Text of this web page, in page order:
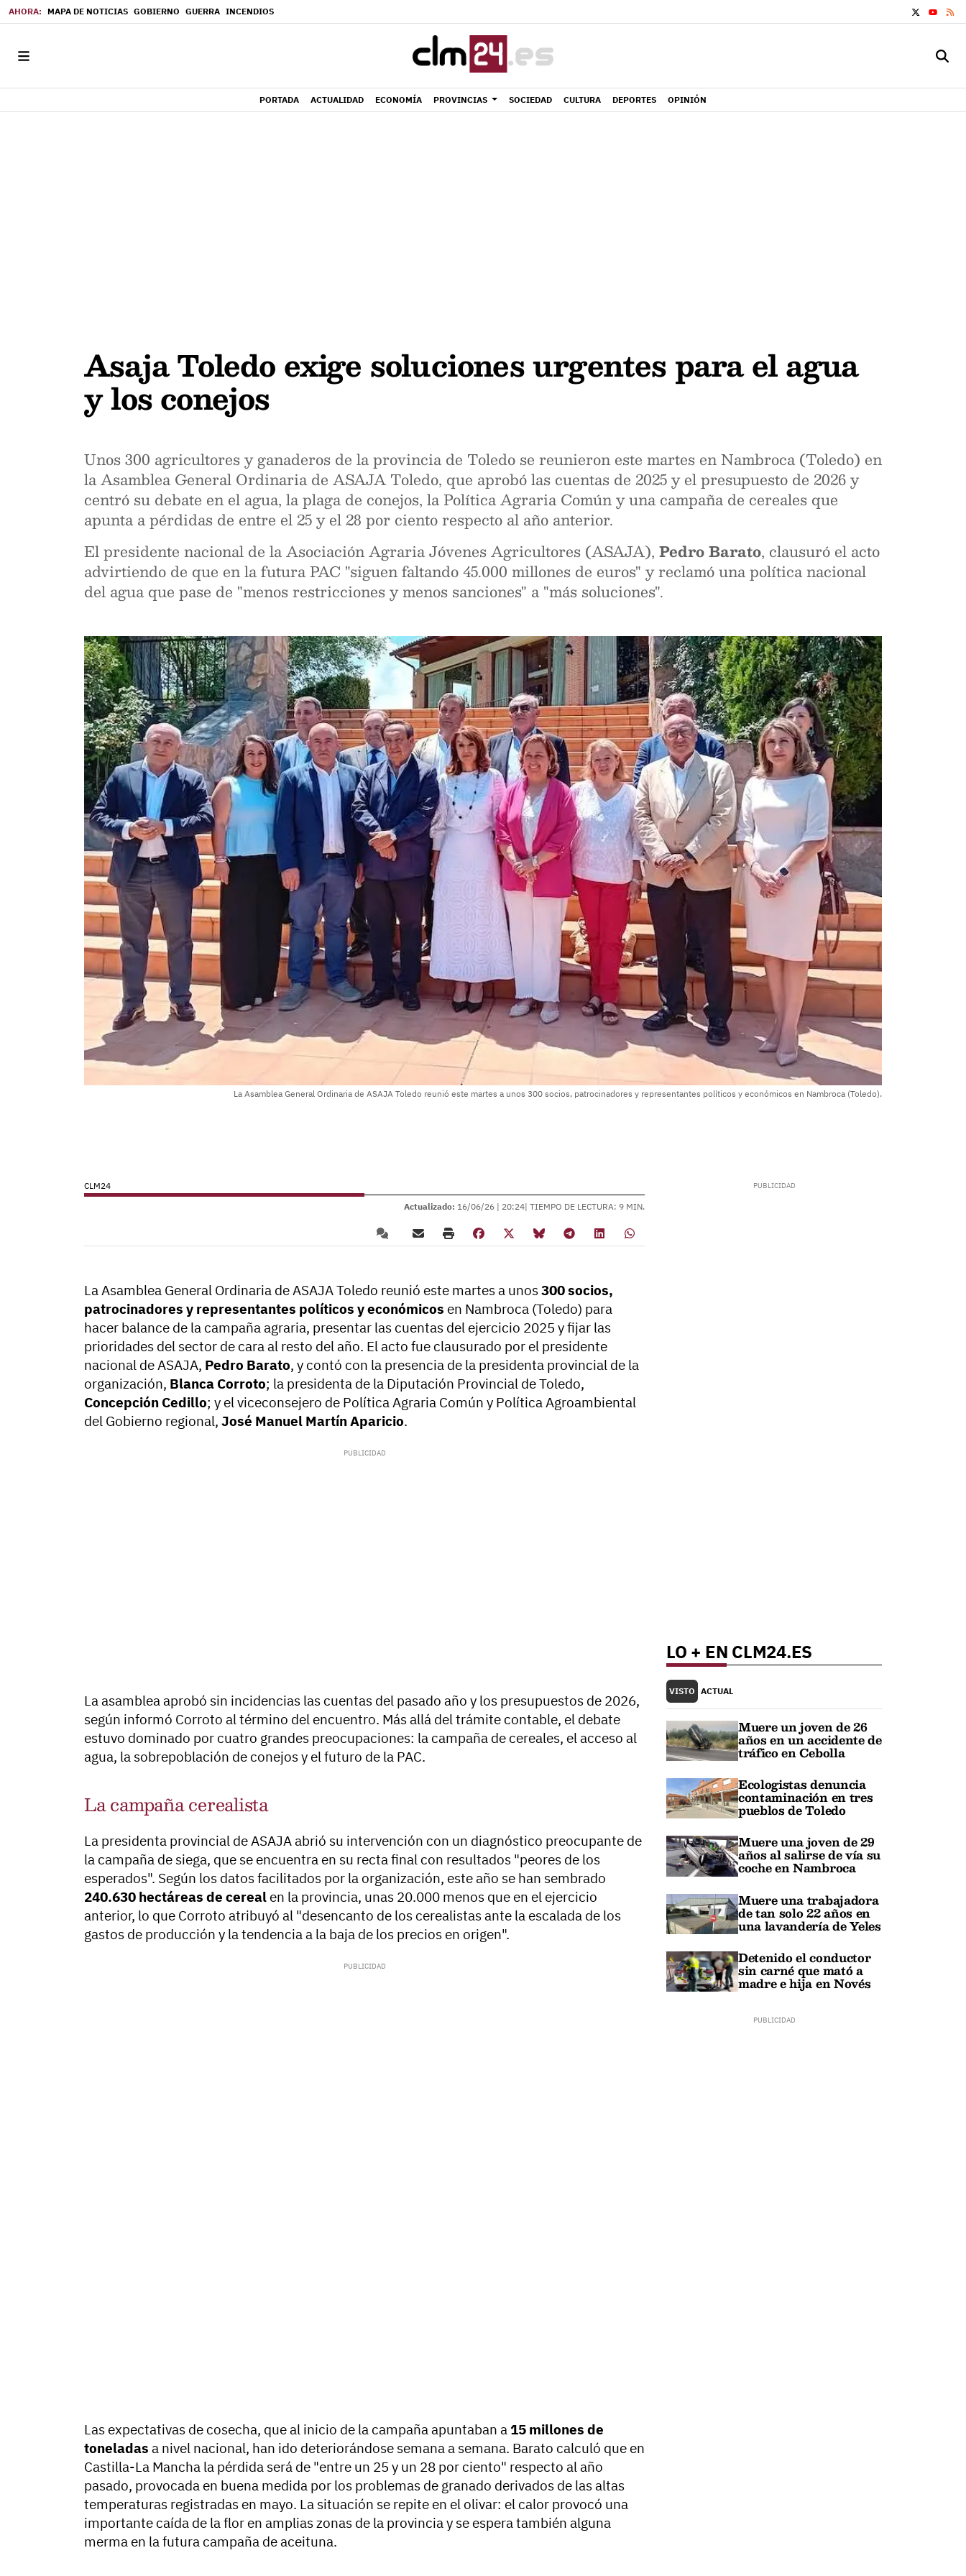
MAPA DE NOTICIAS GOBIERNO GUERRA INCENDIOS
YOUTUBE
PORTADA ACTUALIDAD ECONOMÍA PROVINCIAS SOCIEDAD CULTURA DEPORTES OPINIÓN
Asaja Toledo exige soluciones urgentes para el agua
y los conejos
Unos 300 agricultores y ganaderos de la provincia de Toledo se reunieron este martes en Nambroca (Toledo) en
la Asamblea General Ordinaria de ASAJA Toledo, que aprobó las cuentas de 2025 y el presupuesto de 2026 y
centró su debate en el agua, la plaga de conejos, la Política Agraria Común y una campaña de cereales que
apunta a pérdidas de entre el 25 y el 28 por ciento respecto al año anterior.
El presidente nacional de la Asociación Agraria Jóvenes Agricultores (ASAJA), Pedro Barato, clausuró el acto
advirtiendo de que en la futura PAC "siguen faltando 45.000 millones de euros" y reclamó una política nacional
del agua que pase de "menos restricciones y menos sanciones" a "más soluciones".
La Asamblea General Ordinaria de ASAJA Toledo reunió este martes a unos 300 socios, patrocinadores y representantes políticos y económicos en Nambroca (Toledo).
CLM24
Actualizado: 16/06/26 | 20:24| TIEMPO DE LECTURA: 9 MIN.
La Asamblea General Ordinaria de ASAJA Toledo reunió este martes a unos300 socios,
patrocinadores y representantes políticos y económicos en Nambroca (Toledo) para
hacer balance de la campaña agraria, presentar las cuentas del ejercicio 2025 y fijar las
prioridades del sector de cara al resto del año. El acto fue clausurado por el presidente
nacional de ASAJA, Pedro Barato, y contó con la presencia de la presidenta provincial de la
organización, Blanca Corroto; la presidenta de la Diputación Provincial de Toledo,
Concepción Cedillo; y el viceconsejero de Política Agraria Común y Política Agroambiental
del Gobierno regional, José Manuel Martín Aparicio.
La asamblea aprobó sin incidencias las cuentas del pasado año y los presupuestos de 2026,
según informó Corroto al término del encuentro. Más allá del trámite contable, el debate
estuvo dominado por cuatro grandes preocupaciones: la campaña de cereales, el acceso al
agua, la sobrepoblación de conejos y el futuro de la PAC.
La campaña cerealista
La presidenta provincial de ASAJA abrió su intervención con un diagnóstico preocupante de
la campaña de siega, que se encuentra en su recta final con resultados "peores de los
esperados". Según los datos facilitados por la organización, este año se han sembrado
240.630 hectáreas de cereal en la provincia, unas 20.000 menos que en el ejercicio
anterior, lo que Corroto atribuyó al "desencanto de los cerealistas ante la escalada de los
gastos de producción y la tendencia a la baja de los precios en origen".
Las expectativas de cosecha, que al inicio de la campaña apuntaban a 15 millones de
toneladas a nivel nacional, han ido deteriorándose semana a semana. Barato calculó que en
Castilla-La Mancha la pérdida será de "entre un 25 y un 28 por ciento" respecto al año
pasado, provocada en buena medida por los problemas de granado derivados de las altas
temperaturas registradas en mayo. La situación se repite en el olivar: el calor provocó una
importante caída de la flor en amplias zonas de la provincia y se espera también alguna
merma en la futura campaña de aceituna.
LO + EN CLM24.ES
VISTO ACTUAL
Muere un joven de 26
años en un accidente de
tráfico en Cebolla
Ecologistas denuncia
contaminación en tres
pueblos de Toledo
Muere una joven de 29
años al salirse de vía su
coche en Nambroca
Muere una trabajadora
de tan solo 22 años en
una lavandería de Yeles
Detenido el conductor
sin carné que mató a
madre e hija en Novés